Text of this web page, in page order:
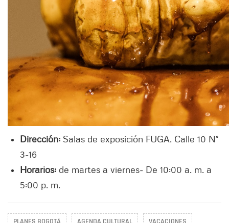
Dirección: Salas de exposición FUGA. Calle 10 N°
3-16
Horarios: de martes a viernes- De 10:00 a. m. a
5:00 p. m.